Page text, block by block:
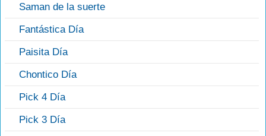
Saman de la suerte
Fantástica Día
Paisita Día
Chontico Día
Pick 4 Día
Pick 3 Día